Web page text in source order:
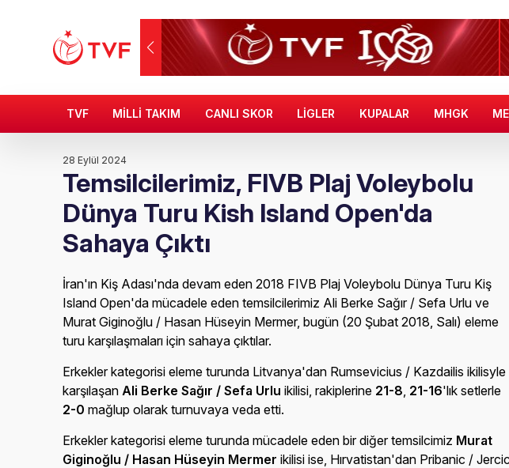
TVF MİLLİ TAKIM CANLI SKOR LİGLER KUPALAR MHGK
28 Eylül 2024
Temsilcilerimiz, FIVB Plaj Voleybolu
Dünya Turu Kish Island Open'da
Sahaya Çıktı
İran'ın Kiş Adası'nda devam eden 2018 FIVB Plaj Voleybolu Dünya Turu Kiş
Island Open'da mücadele eden temsilcilerimiz Ali Berke Sağır / Sefa Urlu ve
Murat Giginoğlu / Hasan Hüseyin Mermer, bugün (20 Şubat 2018, Salı) eleme
turu karşılaşmaları için sahaya çıktılar.
Erkekler kategorisi eleme turunda Litvanya'dan Rumsevicius / Kazdailis ikilisyle
karşılaşanAli Berke Sağır / Sefa Urlu ikilisi, rakiplerine 21-8, 21-16'lık setlerle
2-0 mağlup olarak turnuvaya veda etti.
Erkekler kategorisi eleme turunda mücadele eden bir diğer temsilcimiz Murat
Giginoğlu / Hasan Hüseyin Mermer ikilisi ise, Hırvatistan'dan Pribanic / Jercic